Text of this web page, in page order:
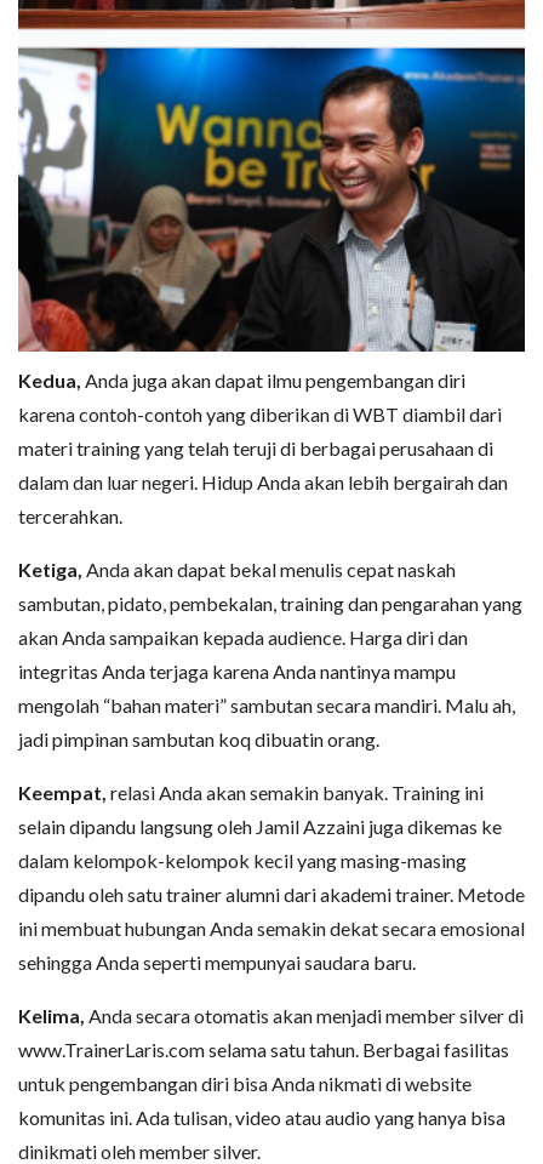
Kedua, Anda juga akan dapat ilmu pengembangan diri
karena contoh-contoh yang diberikan di WBT diambil dari
materi training yang telah teruji di berbagai perusahaan di
dalam dan luar negeri. Hidup Anda akan lebih bergairah dan
tercerahkan.
Ketiga, Anda akan dapat bekal menulis cepat naskah
sambutan, pidato, pembekalan, training dan pengarahan yang
akan Anda sampaikan kepada audience. Harga diri dan
integritas Anda terjaga karena Anda nantinya mampu
mengolah “bahan materi” sambutan secara mandiri. Malu ah,
jadi pimpinan sambutan koq dibuatin orang.
Keempat, relasi Anda akan semakin banyak. Training ini
selain dipandu langsung oleh Jamil Azzaini juga dikemas ke
dalam kelompok-kelompok kecil yang masing-masing
dipandu oleh satu trainer alumni dari akademi trainer. Metode
ini membuat hubungan Anda semakin dekat secara emosional
sehingga Anda seperti mempunyai saudara baru.
Kelima, Anda secara otomatis akan menjadi member silver di
www.TrainerLaris.com selama satu tahun. Berbagai fasilitas
untuk pengembangan diri bisa Anda nikmati di website
komunitas ini. Ada tulisan, video atau audio yang hanya bisa
dinikmati oleh member silver.